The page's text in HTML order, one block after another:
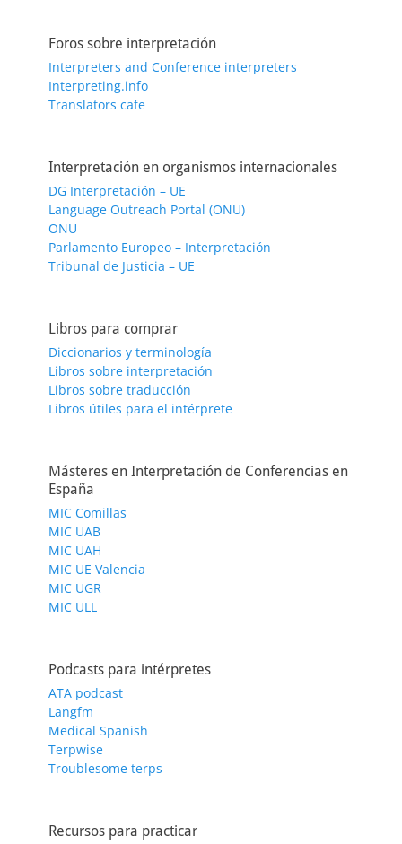
Foros sobre interpretación
Interpreters and Conference interpreters
Interpreting.info
Translators cafe
Interpretación en organismos internacionales
DG Interpretación – UE
Language Outreach Portal (ONU)
ONU
Parlamento Europeo – Interpretación
Tribunal de Justicia – UE
Libros para comprar
Diccionarios y terminología
Libros sobre interpretación
Libros sobre traducción
Libros útiles para el intérprete
Másteres en Interpretación de Conferencias en
España
MIC Comillas
MIC UAB
MIC UAH
MIC UE Valencia
MIC UGR
MIC ULL
Podcasts para intérpretes
ATA podcast
Langfm
Medical Spanish
Terpwise
Troublesome terps
Recursos para practicar